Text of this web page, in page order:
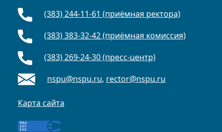
(383) 244-11-61 (приёмная ректора)
(383) 383-32-42 (приёмная комиссия)
(383) 269-24-30 (пресс-центр)
nspu@nspu.ru, rector@nspu.ru
Карта сайта